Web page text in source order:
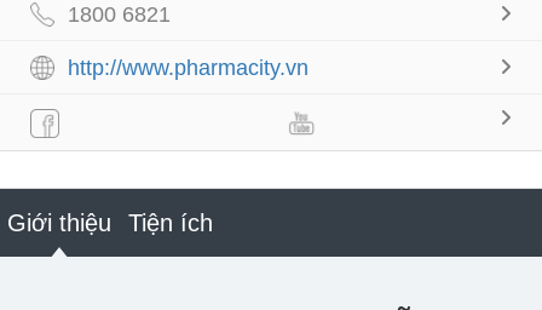
1800 6821
http://www.pharmacity.vn
Giới thiệu Tiện ích